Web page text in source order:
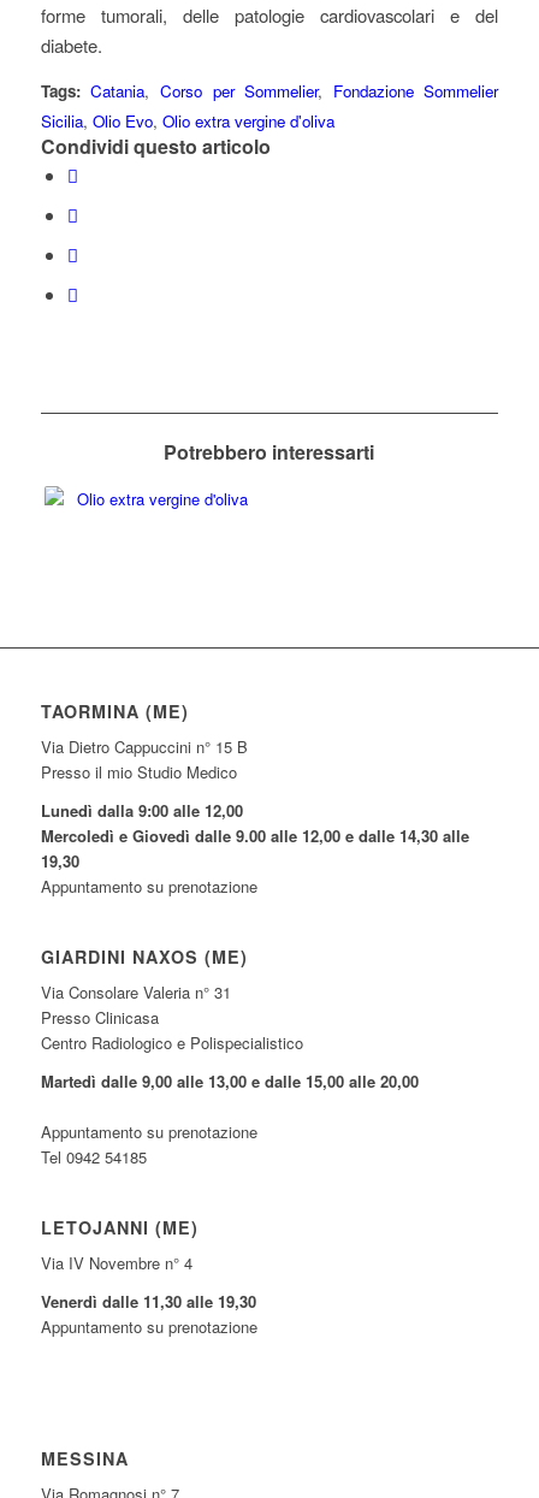
forme tumorali, delle patologie cardiovascolari e del
diabete.
Tags: Catania, Corso per Sommelier, Fondazione Sommelier
Sicilia, Olio Evo, Olio extra vergine d'oliva
Condividi questo articolo
Potrebbero interessarti
TAORMINA (ME)
Via Dietro Cappuccini n° 15 B
Presso il mio Studio Medico
Lunedì dalla 9:00 alle 12,00
Mercoledì e Giovedì dalle 9.00 alle 12,00 e dalle 14,30 alle
19,30
Appuntamento su prenotazione
GIARDINI NAXOS (ME)
Via Consolare Valeria n° 31
Presso Clinicasa
Centro Radiologico e Polispecialistico
Martedì dalle 9,00 alle 13,00 e dalle 15,00 alle 20,00
Appuntamento su prenotazione
Tel 0942 54185
LETOJANNI (ME)
Via IV Novembre n° 4
Venerdì dalle 11,30 alle 19,30
Appuntamento su prenotazione
MESSINA
Via Romagnosi n° 7